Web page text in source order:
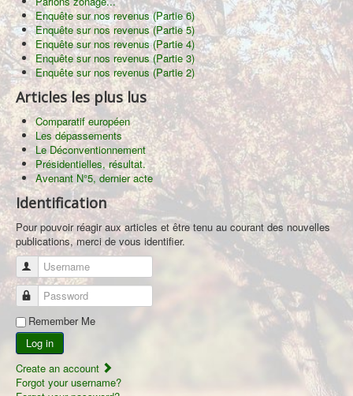
Enquête sur nos revenus (Partie 6)
Enquête sur nos revenus (Partie 5)
Enquête sur nos revenus (Partie 4)
Enquête sur nos revenus (Partie 3)
Enquête sur nos revenus (Partie 2)
Articles les plus lus
Comparatif européen
Les dépassements
Le Déconventionnement
Présidentielles, résultat.
Avenant N°5, dernier acte
Identification
Pour pouvoir réagir aux articles et être tenu au courant des nouvelles
publications, merci de vous identifier.
Username
Password
Remember Me
Log in
Create an account
Forgot your username?